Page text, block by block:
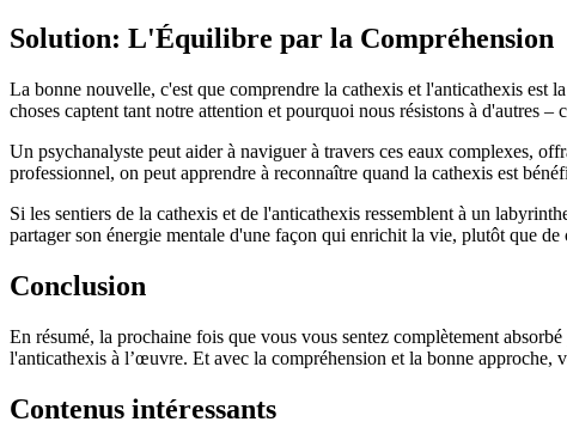
Solution: L'Équilibre par la Compréhension
La bonne nouvelle, c'est que comprendre la cathexis et l'anticathexis est
choses captent tant notre attention et pourquoi nous résistons à d'autres
Un psychanalyste peut aider à naviguer à travers ces eaux complexes,
professionnel, on peut apprendre à reconnaître quand la cathexis est
Si les sentiers de la cathexis et de l'anticathexis ressemblent à un
partager son énergie mentale d'une façon qui enrichit la vie, plutôt que
Conclusion
En résumé, la prochaine fois que vous vous sentez complètement
l'anticathexis à l’œuvre. Et avec la compréhension et la bonne approche,
Contenus intéressants